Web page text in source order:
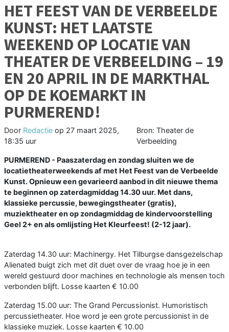
HET FEEST VAN DE VERBEELDE
KUNST: HET LAATSTE
WEEKEND OP LOCATIE VAN
THEATER DE VERBEELDING – 19
EN 20 APRIL IN DE MARKTHAL
OP DE KOEMARKT IN
PURMEREND!
Door Redactie op 27 maart 2025,
18:35 uur
Bron: Theater de
Verbeelding
PURMEREND - Paaszaterdag en zondag sluiten we de
locatietheaterweekends af met Het Feest van de Verbeelde
Kunst. Opnieuw een gevarieerd aanbod in dit nieuwe thema
te beginnen op zaterdagmiddag 14.30 uur. Met dans,
klassieke percussie, bewegingstheater (gratis),
muziektheater en op zondagmiddag de kindervoorstelling
Geel 2+ en als omlijsting Het Kleurfeest! (2-12 jaar).
Zaterdag 14.30 uur: Machinergy. Het Tilburgse dansgezelschap
Alienated buigt zich met dit duet over de vraag hoe je in een
wereld gestuurd door machines en technologie als mensen toch
verbonden blijft. Losse kaarten € 10.00
Zaterdag 15.00 uur: The Grand Percussionist. Humoristisch
percussietheater. Hoe word je een grote percussionist in de
klassieke muziek. Losse kaarten € 10.00